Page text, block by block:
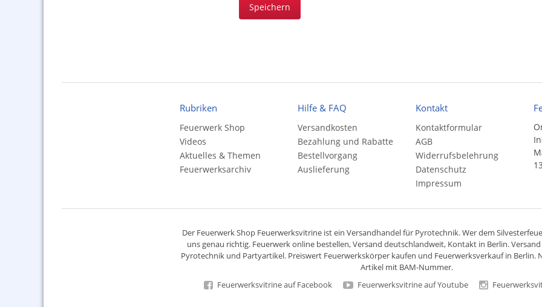
Speichern
Rubriken
Feuerwerk Shop
Videos
Aktuelles & Themen
Feuerwerksarchiv
Hilfe & FAQ
Versandkosten
Bezahlung und Rabatte
Bestellvorgang
Auslieferung
Kontakt
Kontaktformular
AGB
Widerrufsbelehrung
Datenschutz
Impressum
Der Feuerwerk Shop Feuerwerksvitrine ist ein Versandhandelfür Pyrotechnik. Wer dem
uns genau richtig. Feuerwerk online bestellen,Versand deutschlandweit, Kontakt in Berlin.
Pyrotechnikund Partyartikel. Preiswert Feuerwerkskörperkaufen und Feuerwerksverkauf in Berlin.
Artikel mit BAM-Nummer.
Feuerwerksvitrine auf Facebook
Feuerwerksvitrine auf Youtube